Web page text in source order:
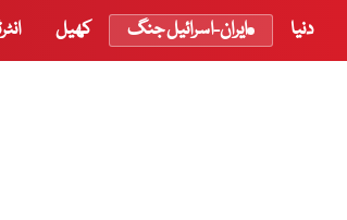
دنیا ایران-اسرائیل جنگ کھیل